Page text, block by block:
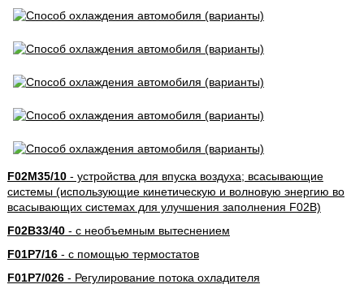
F02M35/10- устройства для впуска воздуха; всасывающие
системы (использующие кинетическую и волновую энергию во
всасывающих системах для улучшения заполнения F02B)
F02B33/40- с необъемным вытеснением
F01P7/16- с помощью термостатов
F01P7/026- Регулирование потока охладителя